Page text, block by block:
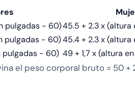
pulgadas - 60)45.5 + 2.3 x
pulgadas - 60)45.4 + 2.3 x
pulgadas - 60) 49 + 1,7 x (altura
el peso corporal bruto = 50 +